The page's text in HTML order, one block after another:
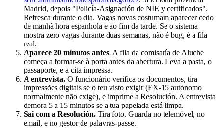
Madrid, depois "Policía-Asignación de NIE y certificados".
Refresca durante o dia. Vagas novas costumam aparecer cedo
de manhã hora espanhola e ao fim da tarde. Se o sistema
mostra zero vagas durante duas semanas, não é bug, é a fila
real.
Aparece 20 minutos antes. A fila da comisaría de Aluche
começa a formar-se à porta antes da abertura. Leva a pasta, o
passaporte, e a cita impressa.
A entrevista. O funcionário verifica os documentos, tira
impressões digitais se o teu visto exigir (EX-15 autónomo
normalmente não exige), e imprime a Resolución. A entrevista
demora 5 a 15 minutos se a tua papelada está limpa.
Sai com a Resolución. Tira foto. Guarda no telemóvel, no
email, e no gestor de palavras-passe.